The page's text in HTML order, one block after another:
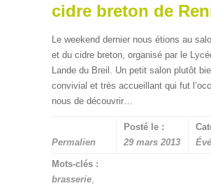
cidre breton de
Le weekend dernier nous étions au
et du cidre breton, organisé par le
Lande du Breil. Un petit salon plutôt
convivial et très accueillant qui fut
nous de découvrir…
Permalien
Posté le :
29 mars 2013
Mots-clés :
brasserie